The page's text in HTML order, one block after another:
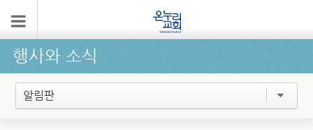
행사와 소식
알림판